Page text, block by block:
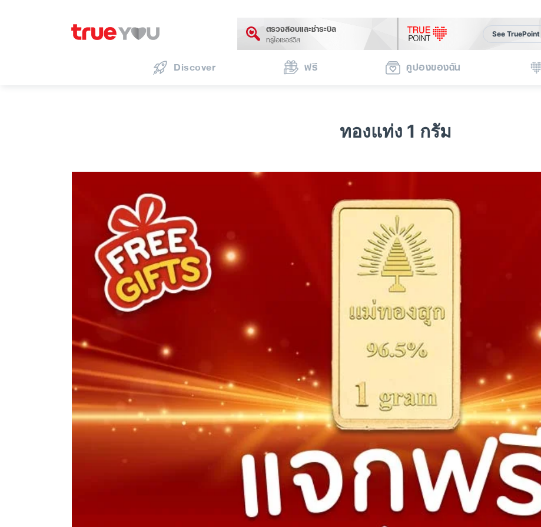
ตรวจสอบและชำระบิล
ทรูไอเซอร์วิส
See TruePoint
Discover ฟรี คูปองของฉัน
ทองแท่ง 1 กรัม